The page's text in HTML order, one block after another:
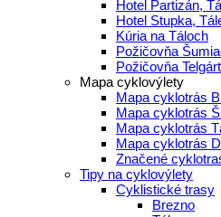
Hotel Partizán,
Hotel Stupka,
Kúria na Táloch
Požičovňa
Požičovňa Telgárt
Mapa cyklovýlety
Mapa cyklotrás
Mapa cyklotrás
Mapa cyklotrás
Mapa cyklotrás
Značené
Tipy na cyklovýlety
Cyklistické trasy
Brezno